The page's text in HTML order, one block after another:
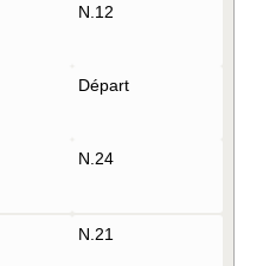
N.12
Départ
N.24
N.21